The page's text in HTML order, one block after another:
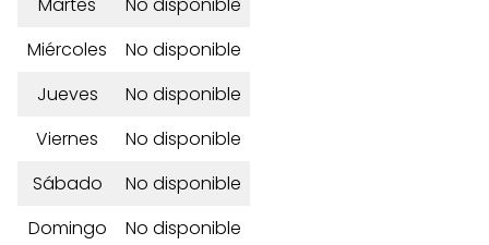
Miércoles
No disponible
Jueves
No disponible
Viernes
No disponible
Sábado
No disponible
Domingo
No disponible